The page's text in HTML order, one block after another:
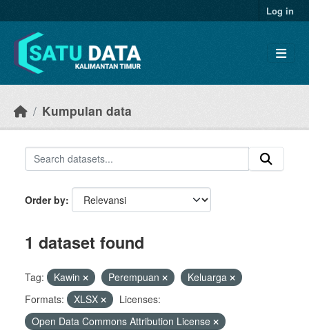
Log in
Kumpulan data
Order by
1 dataset found
Tag: Kawin Perempuan
Keluarga
Formats:
XLSX
Licenses:
Open Data Commons Attribution License